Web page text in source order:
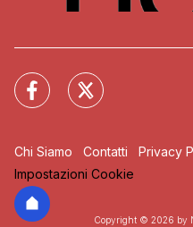
Chi Siamo Contatti Privacy
Impostazioni Cookie
Copyright © 2026 by